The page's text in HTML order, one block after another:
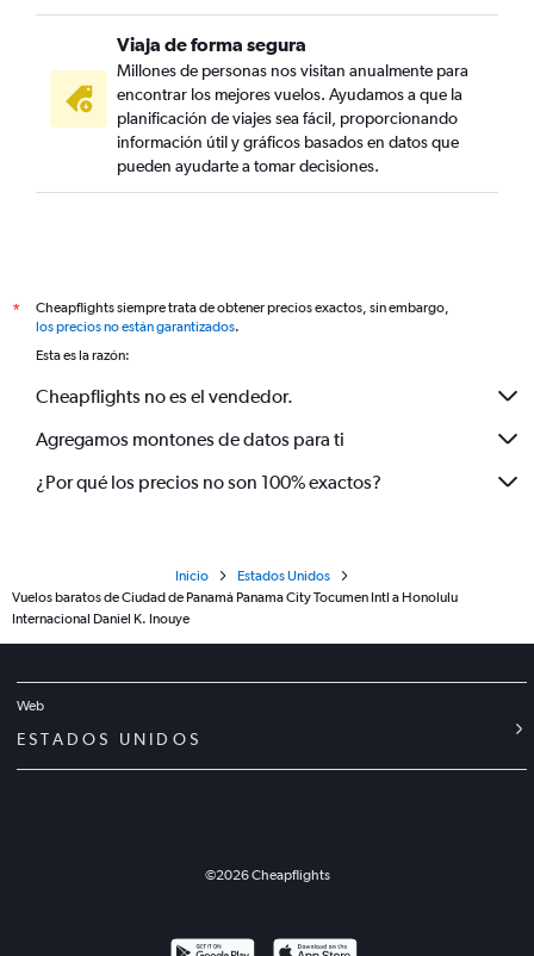
Viaja de forma segura
Millones de personas nos visitan anualmente para
encontrar los mejores vuelos. Ayudamos a que la
planificación de viajes sea fácil, proporcionando
información útil y gráficos basados en datos que
pueden ayudarte a tomar decisiones.
*
Cheapflights siempre trata de obtener precios exactos, sin embargo,
los precios no están garantizados.
Esta es la razón:
Cheapflights no es el vendedor.
Agregamos montones de datos para ti
¿Por qué los precios no son 100% exactos?
Inicio
Estados Unidos
Vuelos baratos de Ciudad de Panamá Panama City Tocumen Intl a Honolulu
Internacional Daniel K. Inouye
Web
ESTADOS UNIDOS
©2026Cheapflights